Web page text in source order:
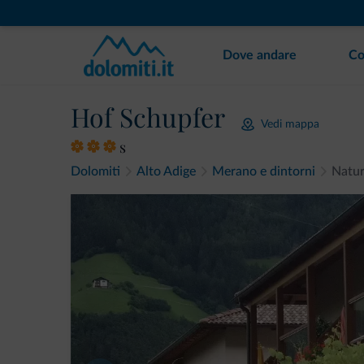
Dove andare
Hof Schupfer Vedi mappa
s
Dolomiti Alto Adige Merano e dintorni